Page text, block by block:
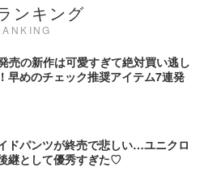
ンキング
売の新作は可愛すぎて絶対買い逃し
早めのチェック推奨アイテム7連発
ドパンツが終売で悲しい…ユニクロ
継として優秀すぎた♡